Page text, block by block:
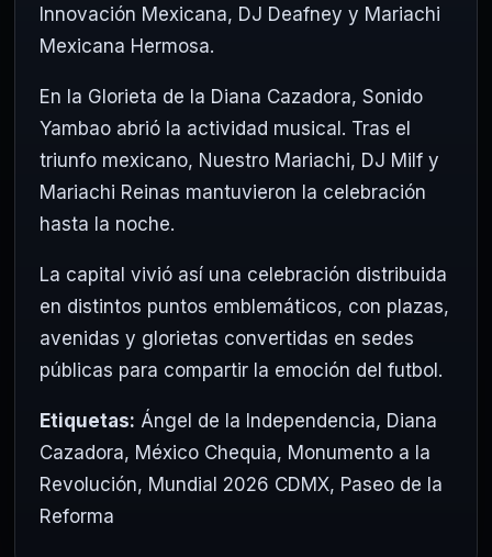
Innovación Mexicana, DJ Deafney y Mariachi
Mexicana Hermosa.
En la Glorieta de la Diana Cazadora, Sonido
Yambao abrió la actividad musical. Tras el
triunfo mexicano, Nuestro Mariachi, DJ Milf y
Mariachi Reinas mantuvieron la celebración
hasta la noche.
La capital vivió así una celebración distribuida
en distintos puntos emblemáticos, con plazas,
avenidas y glorietas convertidas en sedes
públicas para compartir la emoción del futbol.
Etiquetas: Ángel de la Independencia, Diana
Cazadora, México Chequia, Monumento a la
Revolución, Mundial 2026 CDMX, Paseo de la
Reforma